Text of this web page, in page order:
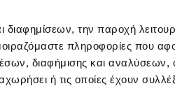
διαφημίσεων, την παροχή
πληροφορίες που
διαφήμισης και αναλύσεων,
ή τις οποίες έχουν
Επιστροφές Προϊόντων